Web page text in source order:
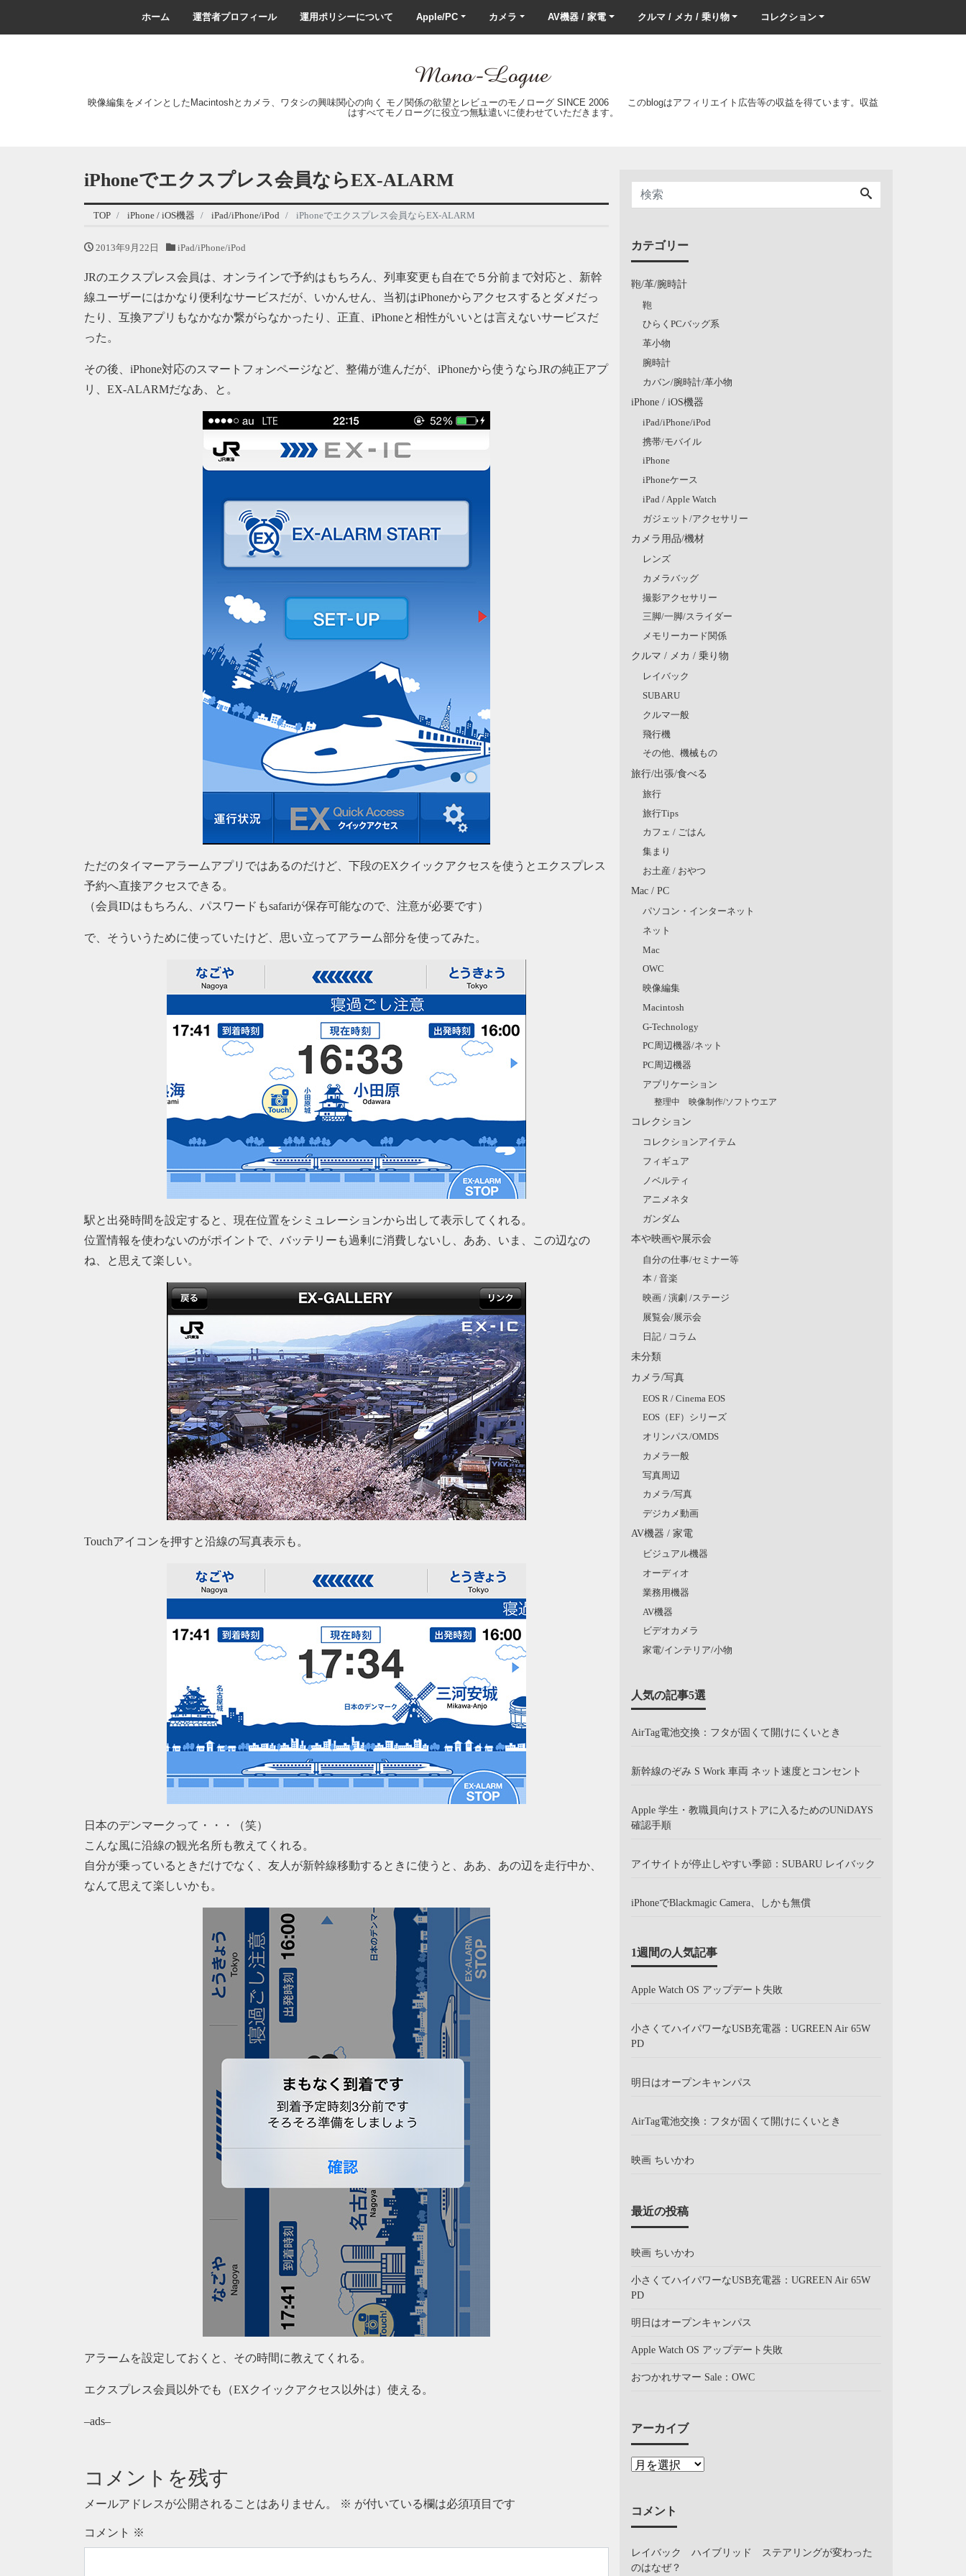
ホーム 運営者プロフィール 運用ポリシーについて Apple/PC カメラ AV機器 / 家電 クルマ / メカ / 乗り物 コレクション
映像編集をメインとしたMacintoshとカメラ、ワタシの興味関心の向く モノ関係の欲望とレビューのモノローグ SINCE 2006 このblogはアフィリエイト広告等の収益を得ています。収益
はすべてモノローグに役立つ無駄遣いに使わせていただきます。
iPhoneでエクスプレス会員ならEX-ALARM
TOP iPhone / iOS機器 iPad/iPhone/iPod iPhoneでエクスプレス会員ならEX-ALARM
2013年9月22日 iPad/iPhone/iPod
JRのエクスプレス会員は、オンラインで予約はもちろん、列車変更も自在で５分前まで対応と、新幹
線ユーザーにはかなり便利なサービスだが、いかんせん、当初はiPhoneからアクセスするとダメだっ
たり、互換アプリもなかなか繋がらなかったり、正直、iPhoneと相性がいいとは言えないサービスだ
った。
その後、iPhone対応のスマートフォンページなど、整備が進んだが、iPhoneから使うならJRの純正アプ
リ、EX-ALARMだなあ、と。
ただのタイマーアラームアプリではあるのだけど、下段のEXクイックアクセスを使うとエクスプレス
予約へ直接アクセスできる。
（会員IDはもちろん、パスワードもsafariが保存可能なので、注意が必要です）
で、そういうために使っていたけど、思い立ってアラーム部分を使ってみた。
駅と出発時間を設定すると、現在位置をシミュレーションから出して表示してくれる。
位置情報を使わないのがポイントで、バッテリーも過剰に消費しないし、ああ、いま、この辺なの
ね、と思えて楽しい。
Touchアイコンを押すと沿線の写真表示も。
日本のデンマークって・・・（笑）
こんな風に沿線の観光名所も教えてくれる。
自分が乗っているときだけでなく、友人が新幹線移動するときに使うと、ああ、あの辺を走行中か、
なんて思えて楽しいかも。
アラームを設定しておくと、その時間に教えてくれる。
エクスプレス会員以外でも（EXクイックアクセス以外は）使える。
–ads–
コメントを残す
メールアドレスが公開されることはありません。 ※ が付いている欄は必須項目です
コメント ※
カテゴリー
鞄/革/腕時計
鞄
ひらくPCバッグ系
革小物
腕時計
カバン/腕時計/革小物
iPhone / iOS機器
iPad/iPhone/iPod
携帯/モバイル
iPhone
iPhoneケース
iPad / Apple Watch
ガジェット/アクセサリー
カメラ用品/機材
レンズ
カメラバッグ
撮影アクセサリー
三脚/一脚/スライダー
メモリーカード関係
クルマ / メカ / 乗り物
レイバック
SUBARU
クルマ一般
飛行機
その他、機械もの
旅行/出張/食べる
旅行
旅行Tips
カフェ / ごはん
集まり
お土産 / おやつ
Mac / PC
パソコン・インターネット
ネット
Mac
OWC
映像編集
Macintosh
G-Technology
PC周辺機器/ネット
PC周辺機器
アプリケーション
整理中 映像制作/ソフトウエア
コレクション
コレクションアイテム
フィギュア
ノベルティ
アニメネタ
ガンダム
本や映画や展示会
自分の仕事/セミナー等
本 / 音楽
映画 / 演劇 /ステージ
展覧会/展示会
日記 / コラム
未分類
カメラ/写真
EOS R / Cinema EOS
EOS（EF）シリーズ
オリンパス/OMDS
カメラ一般
写真周辺
カメラ/写真
デジカメ動画
AV機器 / 家電
ビジュアル機器
オーディオ
業務用機器
AV機器
ビデオカメラ
家電/インテリア/小物
人気の記事5選
AirTag電池交換：フタが固くて開けにくいとき
新幹線のぞみ S Work 車両 ネット速度とコンセント
Apple 学生・教職員向けストアに入るためのUNiDAYS
確認手順
アイサイトが停止しやすい季節：SUBARU レイバック
iPhoneでBlackmagic Camera、しかも無償
1週間の人気記事
Apple Watch OS アップデート失敗
小さくてハイパワーなUSB充電器：UGREEN Air 65W
PD
明日はオープンキャンパス
AirTag電池交換：フタが固くて開けにくいとき
映画 ちいかわ
最近の投稿
映画 ちいかわ
小さくてハイパワーなUSB充電器：UGREEN Air 65W
PD
明日はオープンキャンパス
Apple Watch OS アップデート失敗
おつかれサマー Sale：OWC
アーカイブ
コメント
レイバック ハイブリッド ステアリングが変わった
のはなぜ？